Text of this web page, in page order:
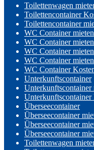
Toilettenwagen
Toilettencontainer
Toilettencontainer
WC Container
WC Container
WC Container
WC Container
WC Container
Unterkunftscontainer
Unterkunftscontainer
Unterkunftscontainer
Überseecontainer
Überseecontainer
Überseecontainer
Überseecontainer
Toilettenwagen